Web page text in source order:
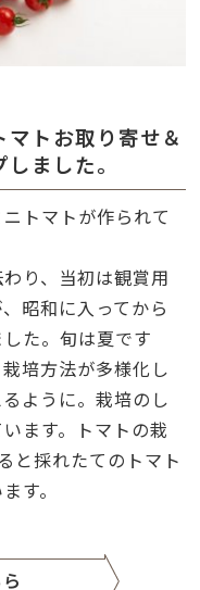
トお取り寄せ＆
ました。
トマトが作られて
り、当初は観賞用
昭和に入ってから
た。旬は夏です
培方法が多様化し
ように。栽培のし
ます。トマトの栽
と採れたてのトマト
す。